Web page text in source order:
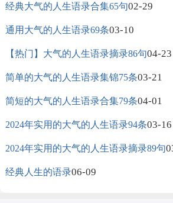
经典大气的人生语录合集65句02-29
通用大气的人生语录69条03-10
【热门】大气的人生语录摘录86句04-23
简单的大气的人生语录集锦75条03-21
简短的大气的人生语录合集79条04-01
2024年实用的大气的人生语录94条03-16
2024年实用的大气的人生语录摘录89句
经典人生的语录06-09